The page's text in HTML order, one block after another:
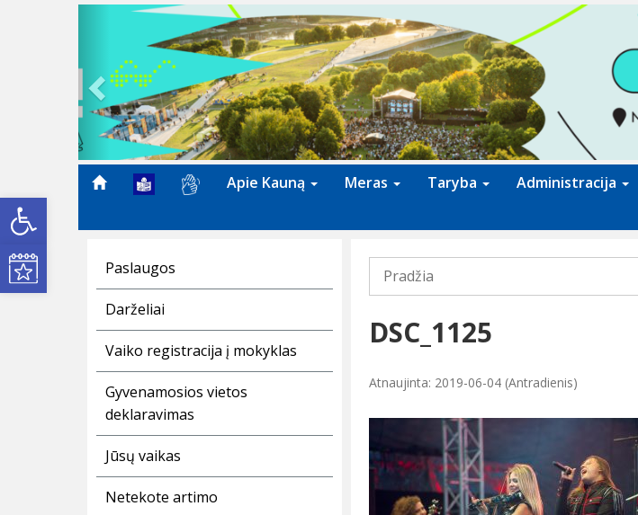
Open toolbar
Kultūros renginiai
Previous
Apie Kauną Meras Taryba Administracija
Paslaugos
Darželiai
Vaiko registracija į mokyklas
Gyvenamosios vietos
deklaravimas
Jūsų vaikas
Netekote artimo
Pradžia
DSC_1125
Atnaujinta: 2019-06-04 (Antradienis)